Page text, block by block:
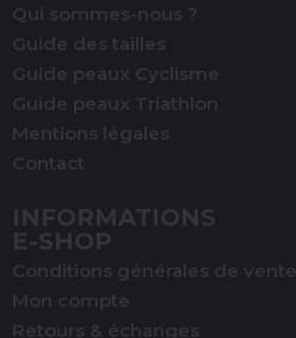
Qui sommes-nous ?
Guide des tailles
Guide peaux Cyclisme
Guide peaux Triathlon
Mentions légales
Contact
INFORMATIONS
E-SHOP
Conditions générales de vente
Mon compte
Retours & échanges